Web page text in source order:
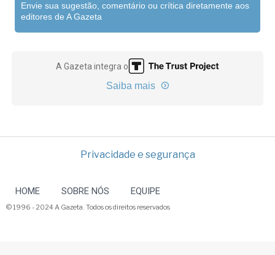
Envie sua sugestão, comentário ou crítica diretamente aos
editores de A Gazeta
A Gazeta integra o
Saiba mais
Privacidade e segurança
HOME SOBRE NÓS EQUIPE
© 1996 - 2024 A Gazeta. Todos os direitos reservados